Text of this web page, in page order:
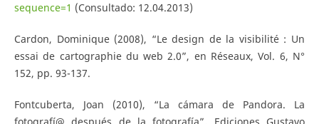
sequence=1 (Consultado: 12.04.2013)
Cardon, Dominique (2008), “Le design de la visibilité : Un
essai de cartographie du web 2.0”, en Réseaux, Vol. 6, N°
152, pp. 93-137.
Fontcuberta, Joan (2010), “La cámara de Pandora. La